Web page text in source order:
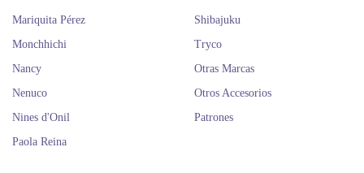
Mariquita Pérez
Monchhichi
Nancy
Nenuco
Nines d'Onil
Paola Reina
Shibajuku
Tryco
Otras Marcas
Otros Accesorios
Patrones